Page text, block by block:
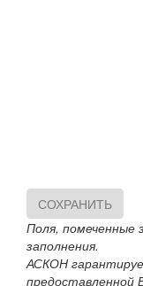
СОХРАНИТЬ
Поля, помеченные
заполнения.
АСКОН
предоставленной